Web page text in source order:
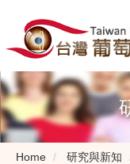
Home 研究與新知